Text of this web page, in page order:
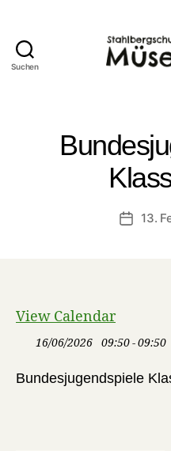
Suchen
13.
View Calendar
16/06/2026 09:50 - 09:50
Bundesjugendspiele